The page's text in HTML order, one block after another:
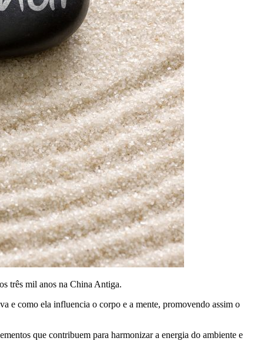
três mil anos na China Antiga.
e como ela influencia o corpo e a mente, promovendo assim o
que contribuem para harmonizar a energia do ambiente e